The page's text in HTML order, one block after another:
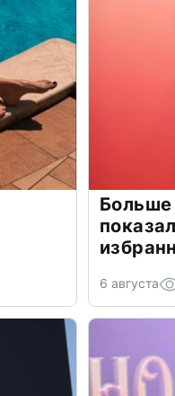
Больше
6 августа